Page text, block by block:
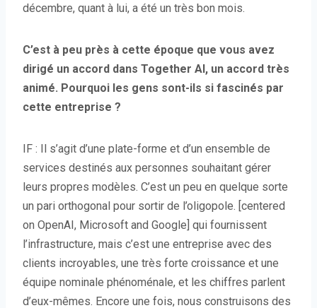
décembre, quant à lui, a été un très bon mois.
C’est à peu près à cette époque que vous avez
dirigé un accord dans Together AI, un accord très
animé. Pourquoi les gens sont-ils si fascinés par
cette entreprise ?
IF : Il s’agit d’une plate-forme et d’un ensemble de
services destinés aux personnes souhaitant gérer
leurs propres modèles. C’est un peu en quelque sorte
un pari orthogonal pour sortir de l’oligopole. [centered
on OpenAI, Microsoft and Google] qui fournissent
l’infrastructure, mais c’est une entreprise avec des
clients incroyables, une très forte croissance et une
équipe nominale phénoménale, et les chiffres parlent
d’eux-mêmes. Encore une fois, nous construisons des